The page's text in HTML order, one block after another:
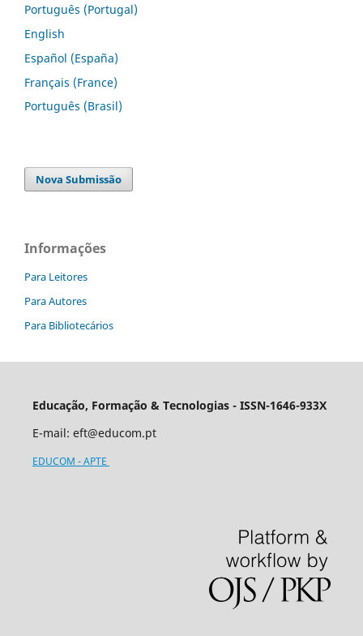
Português (Portugal)
English
Español (España)
Français (France)
Português (Brasil)
Nova Submissão
Informações
Para Leitores
Para Autores
Para Bibliotecários
Educação, Formação & Tecnologias - ISSN-1646-933X
E-mail: eft@educom.pt
EDUCOM - APTE